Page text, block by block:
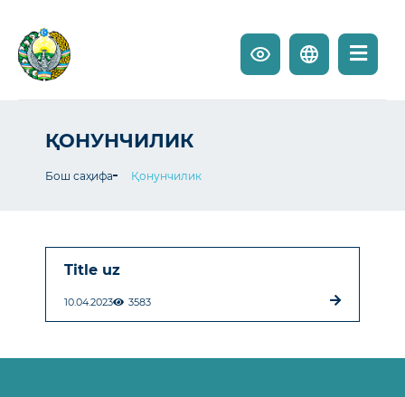
ҚОНУНЧИЛИК
Бош саҳифа Қонунчилик
Title uz
10.04.2023 3583